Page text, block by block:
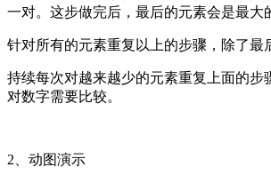
一对。这步做完后，最后的元素会是最大
针对所有的元素重复以上的步骤，除了最
持续每次对越来越少的元素重复上面的步
对数字需要比较。
2、动图演示